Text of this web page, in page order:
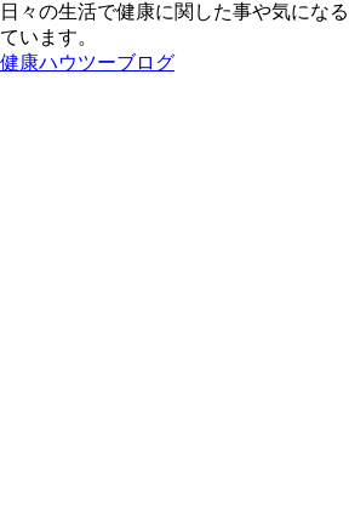
日々の生活で健康に関した事や気にな
ています。
健康ハウツーブログ